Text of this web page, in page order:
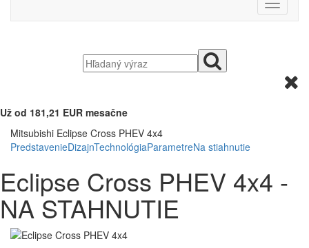
Už od 181,21 EUR mesačne
Mitsubishi Eclipse Cross PHEV 4x4
PredstavenieDizajnTechnológiaParametreNa stiahnutie
Eclipse Cross PHEV 4x4 -
NA STAHNUTIE